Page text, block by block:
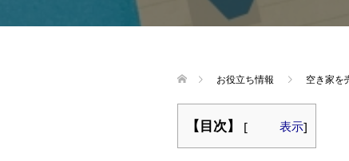
お役立ち情報 空き家を
【目次】 [ 表示]